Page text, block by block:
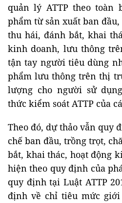
quản lý ATTP theo toàn
phẩm từ sản xuất ban
thu hái, đánh bắt, khai
kinh doanh, lưu thông
tận tay người tiêu dùng
phẩm lưu thông trên thị
lượng cho người sử
thức kiểm soát ATTP của
Theo đó, dự thảo vẫn quy
chế ban đầu, trồng trọt,
bắt, khai thác, hoạt động
hiện theo quy định của
quy định tại Luật ATTP
định về chỉ tiêu mức